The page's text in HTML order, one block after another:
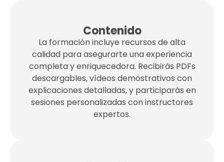
Contenido
La formación incluye recursos de alta
calidad para asegurarte una experiencia
completa y enriquecedora. Recibirás PDFs
descargables, vídeos demostrativos con
explicaciones detalladas, y participarás en
sesiones personalizadas con instructores
expertos.